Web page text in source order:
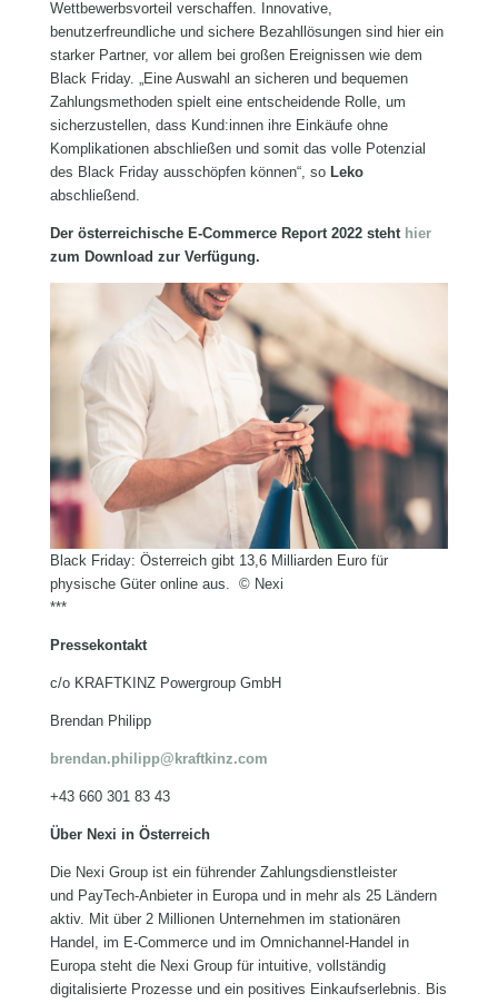
Wettbewerbsvorteil verschaffen. Innovative,
benutzerfreundliche und sichere Bezahllösungen sind hier ein
starker Partner, vor allem bei großen Ereignissen wie dem
Black Friday. „Eine Auswahl an sicheren und bequemen
Zahlungsmethoden spielt eine entscheidende Rolle, um
sicherzustellen, dass Kund:innen ihre Einkäufe ohne
Komplikationen abschließen und somit das volle Potenzial
des Black Friday ausschöpfen können“, so Leko
abschließend.
Der österreichische E-Commerce Report 2022 steht hier
zum Download zur Verfügung.
Black Friday: Österreich gibt 13,6 Milliarden Euro für
physische Güter online aus. © Nexi
***
Pressekontakt
c/o KRAFTKINZ Powergroup GmbH
Brendan Philipp
brendan.philipp@kraftkinz.com
+43 660 301 83 43
Über Nexi in Österreich
Die Nexi Group ist ein führender Zahlungsdienstleister
und PayTech-Anbieter in Europa und in mehr als 25 Ländern
aktiv. Mit über 2 Millionen Unternehmen im stationären
Handel, im E-Commerce und im Omnichannel-Handel in
Europa steht die Nexi Group für intuitive, vollständig
digitalisierte Prozesse und ein positives Einkaufserlebnis. Bis